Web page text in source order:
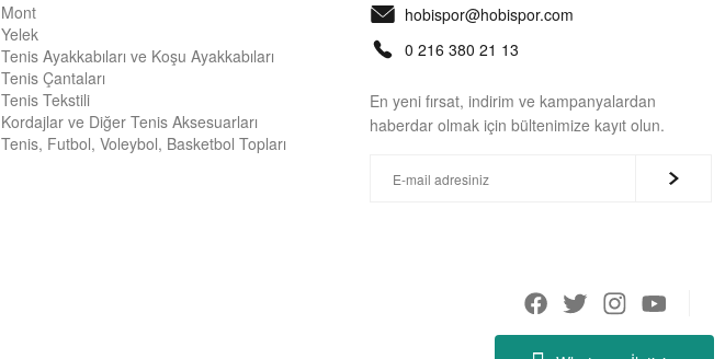
Mont
Yelek
Tenis Ayakkabıları ve Koşu Ayakkabıları
Tenis Çantaları
Tenis Tekstili
Kordajlar ve Diğer Tenis Aksesuarları
Tenis, Futbol, Voleybol, Basketbol Topları
hobispor@hobispor.com
0 216 380 21 13
En yeni fırsat, indirim ve kampanyalardan
haberdar olmak için bültenimize kayıt olun.